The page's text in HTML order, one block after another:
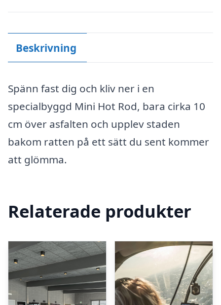
Beskrivning
Spänn fast dig och kliv ner i en
specialbyggd Mini Hot Rod, bara cirka 10
cm över asfalten och upplev staden
bakom ratten på ett sätt du sent kommer
att glömma.
Relaterade produkter